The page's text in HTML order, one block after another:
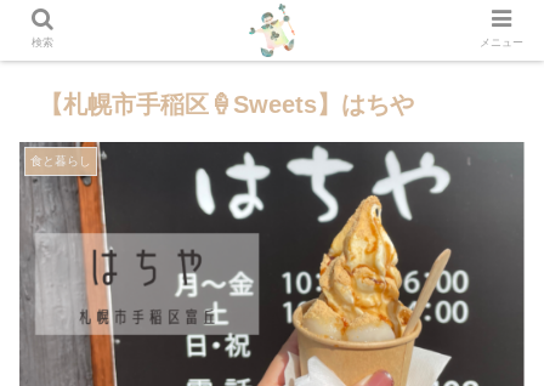
【札幌市手稲区🍦Sweets】はちや
食と暮らし
検索 メニュー